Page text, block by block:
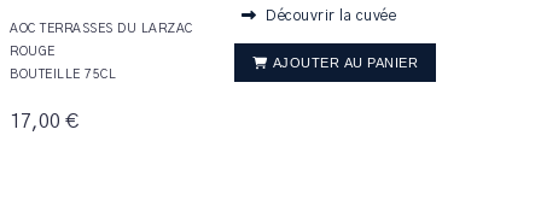
AOC TERRASSES DU LARZAC
ROUGE
BOUTEILLE 75CL
17,00 €
Découvrir la cuvée
AJOUTER AU PANIER